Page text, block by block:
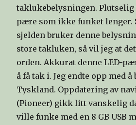
taklukebelysningen. Plutselig
pære som ikke funket lenger.
sjelden bruker denne
store takluken, så vil jeg at
orden. Akkurat denne LED-
å få tak i. Jeg endte opp med
Tyskland. Oppdatering av
(Pioneer) gikk litt vanskelig
ville funke med en 8 GB USB